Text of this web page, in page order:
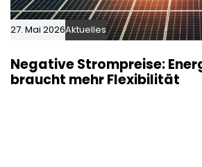
27. Mai 2026Aktuelles
Negative Strompreise:
braucht mehr Flexibilität